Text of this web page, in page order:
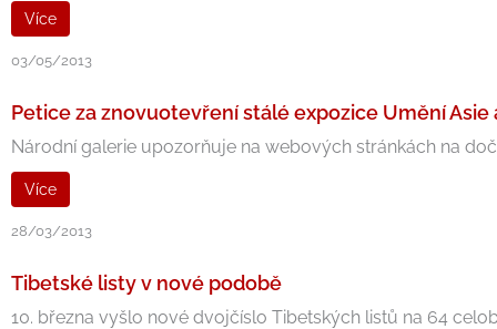
Více
03/05/2013
Petice za znovuotevření stálé expozice Umění
Národní galerie upozorňuje na webových stránkách na
Více
28/03/2013
Tibetské listy v nové podobě
10. března vyšlo nové dvojčíslo Tibetských listů na 64